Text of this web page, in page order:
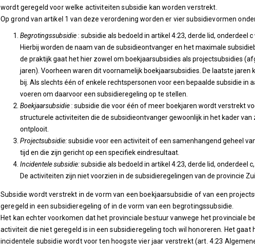
wordt geregeld voor welke activiteiten subsidie kan worden verstrekt.
Op grond van artikel 1 van deze verordening worden er vier subsidievormen
Begrotingssubsidie: subsidie als bedoeld in artikel 4:23, derde lid, onderdeel
Hierbij worden de naam van de subsidieontvanger en het maximale
de praktijk gaat het hier zowel om boekjaarsubsidies als projectsubsidies
jaren). Voorheen waren dit voornamelijk boekjaarsubsidies. De laatste
bij. Als slechts één of enkele rechtspersonen voor een bepaalde subsidie in
voeren om daarvoor een subsidieregeling op te stellen.
Boekjaarsubsidie: subsidie die voor één of meer boekjaren wordt verstrekt
structurele activiteiten die de subsidieontvanger gewoonlijk in het kader
ontplooit.
Projectsubsidie:subsidie voor een activiteit of een samenhangend geheel
tijd en die zijn gericht op een specifiek eindresultaat.
Incidentele subsidie:subsidie als bedoeld in artikel 4:23, derde lid, onderdeel
De activiteiten zijn niet voorzien in de subsidieregelingen van de provincie
Subsidie wordt verstrekt in de vorm van een boekjaarsubsidie of van een
geregeld in een subsidieregeling of in de vorm van een begrotingssubsidie.
Het kan echter voorkomen dat het provinciale bestuur vanwege het provinciale
activiteit die niet geregeld is in een subsidieregeling toch wil honoreren. Het gaat
incidentele subsidie wordt voor ten hoogste vier jaar verstrekt (art. 4:23